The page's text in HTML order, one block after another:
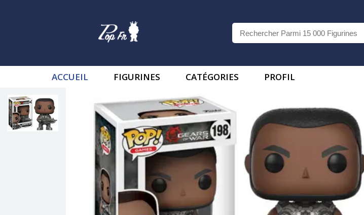
ACCUEIL FIGURINES CATÉGORIES PROFIL